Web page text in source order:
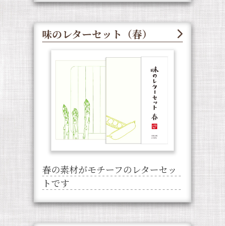
味のレターセット（春）
春の素材がモチーフのレターセッ
トです